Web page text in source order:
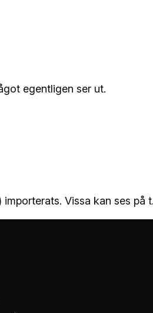
egentligen ser ut.
Vissa kan ses på